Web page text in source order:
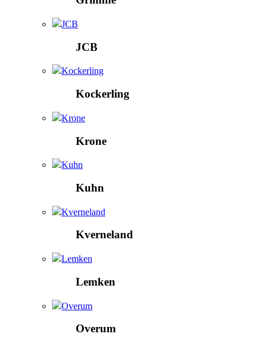
JCB
JCB
Kockerling
Kockerling
Krone
Krone
Kuhn
Kuhn
Kverneland
Kverneland
Lemken
Lemken
Overum
Overum